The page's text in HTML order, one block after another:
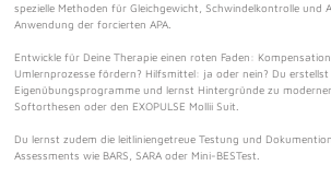
spezielle Methoden für Gleichgewicht, Schwindelkontrolle und
Anwendung der forcierten APA.
Entwickle für Deine Therapie einen roten Faden:
Umlernprozesse fördern? Hilfsmittel: ja oder nein? Du erstellst
Eigenübungsprogramme und lernst Hintergründe zu
Softorthesen oder den EXOPULSE Mollii Suit.
Du lernst zudem die leitliniengetreue Testung und
Assessments wie BARS, SARA oder Mini-BESTest.